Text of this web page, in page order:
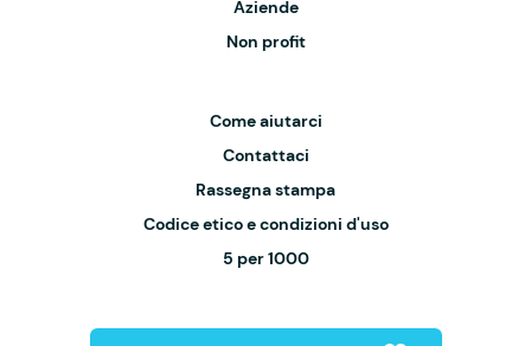
Aziende
Non profit
Come aiutarci
Contattaci
Rassegna stampa
Codice etico e condizioni d'uso
5 per 1000